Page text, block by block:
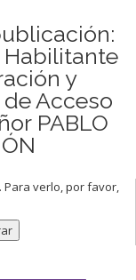
y
Acceso
PABLO
verlo, por favor,